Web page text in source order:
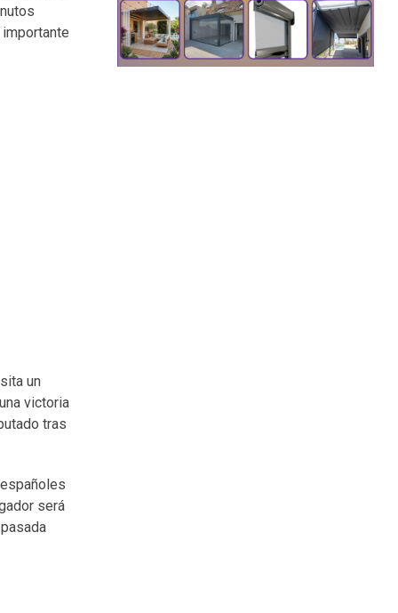
un
victoria
tras
será